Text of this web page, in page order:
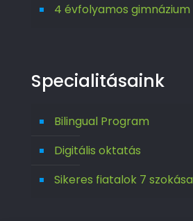
4 évfolyamos gimnázium
Specialitásaink
Bilingual Program
Digitális oktatás
Sikeres fiatalok 7 szokása